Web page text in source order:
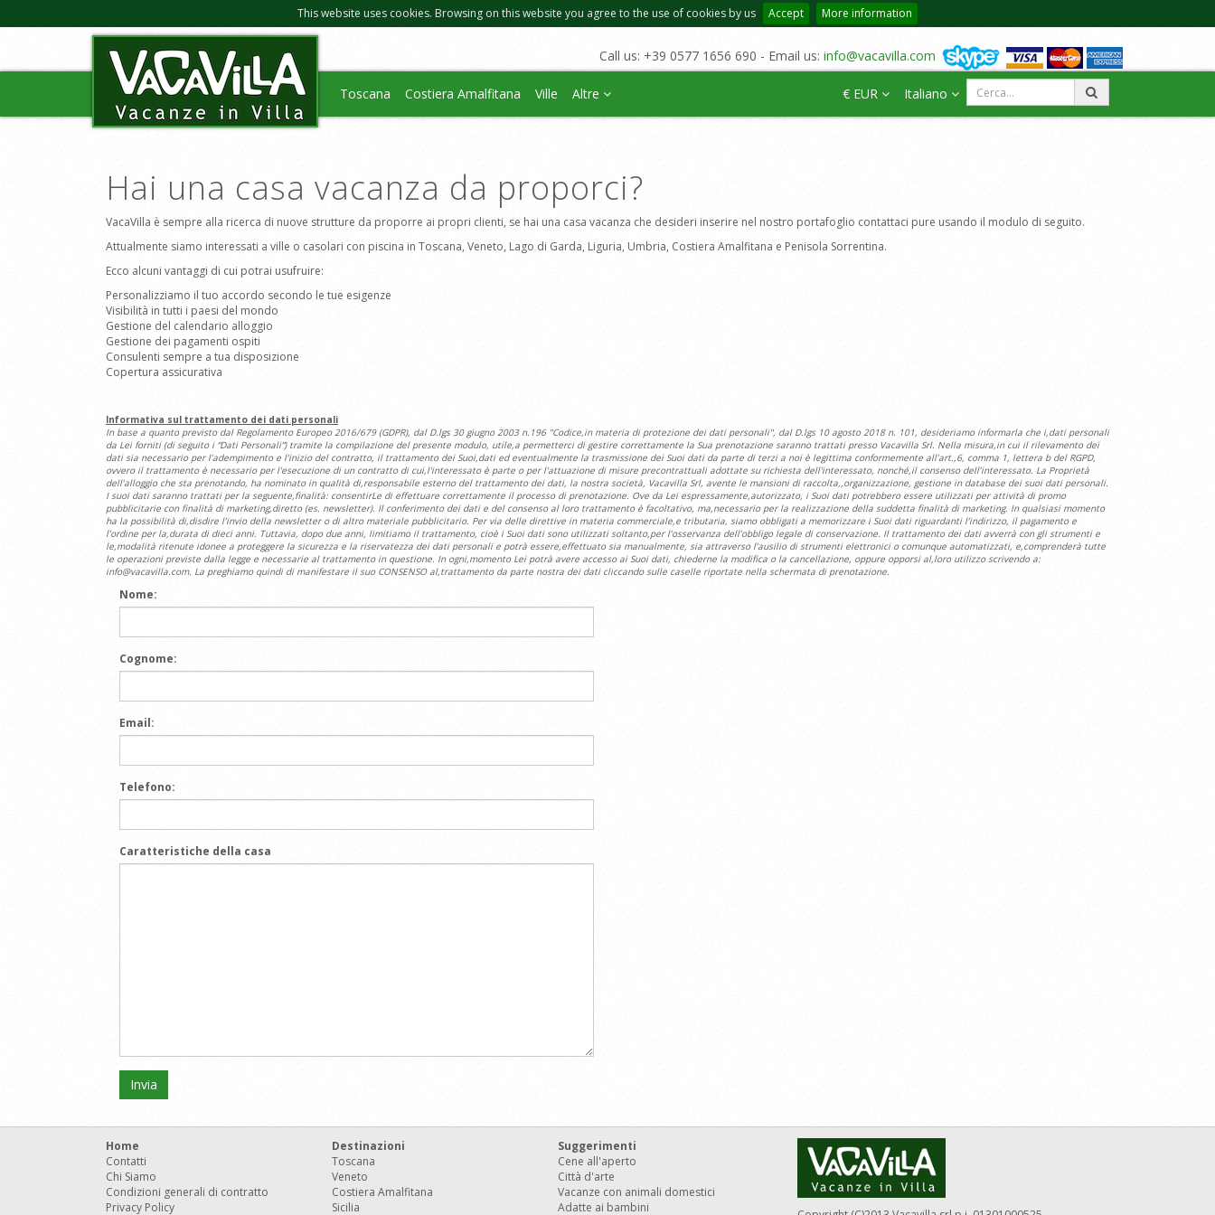
This website uses cookies. Browsing on this website you agree to the use of cookies by us Accept More information
Call us: +39 0577 1656 690 - Email us: info@vacavilla.com
Toscana Costiera Amalfitana Ville Altre € EUR Italiano
Hai una casa vacanza da proporci?
VacaVilla è sempre alla ricerca di nuove strutture da proporre ai propri clienti, se hai una casa vacanza che desideri inserire nel nostro portafoglio contattaci pure usando il modulo di seguito.
Attualmente siamo interessati a ville o casolari con piscina in Toscana, Veneto, Lago di Garda, Liguria, Umbria, Costiera Amalfitana e Penisola Sorrentina.
Ecco alcuni vantaggi di cui potrai usufruire:
Personalizziamo il tuo accordo secondo le tue esigenze
Visibilità in tutti i paesi del mondo
Gestione del calendario alloggio
Gestione dei pagamenti ospiti
Consulenti sempre a tua disposizione
Copertura assicurativa
Informativa sul trattamento dei dati personali
In base a quanto previsto dal Regolamento Europeo 2016/679 (GDPR), dal D.lgs 30 giugno 2003 n.196 ''Codice,in materia di protezione dei dati personali'', dal D.lgs 10 agosto 2018 n. 101, desideriamo informarla che i,dati personali
da Lei forniti (di seguito i “Dati Personali”) tramite la compilazione del presente modulo, utile,a permetterci di gestire correttamente la Sua prenotazione saranno trattati presso Vacavilla Srl. Nella misura,in cui il rilevamento dei
dati sia necessario per l’adempimento e l’inizio del contratto, il trattamento dei Suoi,dati ed eventualmente la trasmissione dei Suoi dati da parte di terzi a noi è legittima conformemente all’art.,6, comma 1, lettera b del RGPD,
ovvero il trattamento è necessario per l'esecuzione di un contratto di cui,l'interessato è parte o per l'attuazione di misure precontrattuali adottate su richiesta dell'interessato, nonché,il consenso dell’interessato. La Proprietà
dell’alloggio che sta prenotando, ha nominato in qualità di,responsabile esterno del trattamento dei dati, la nostra società, Vacavilla Srl, avente le mansioni di raccolta,,organizzazione, gestione in database dei suoi dati personali.
I suoi dati saranno trattati per la seguente,finalità: consentirLe di effettuare correttamente il processo di prenotazione. Ove da Lei espressamente,autorizzato, i Suoi dati potrebbero essere utilizzati per attività di promo
pubblicitarie con finalità di marketing,diretto (es. newsletter). Il conferimento dei dati e del consenso al loro trattamento è facoltativo, ma,necessario per la realizzazione della suddetta finalità di marketing. In qualsiasi momento
ha la possibilità di,disdire l’invio della newsletter o di altro materiale pubblicitario. Per via delle direttive in materia commerciale,e tributaria, siamo obbligati a memorizzare i Suoi dati riguardanti l’indirizzo, il pagamento e
l’ordine per la,durata di dieci anni. Tuttavia, dopo due anni, limitiamo il trattamento, cioè i Suoi dati sono utilizzati soltanto,per l’osservanza dell’obbligo legale di conservazione. Il trattamento dei dati avverrà con gli strumenti e
le,modalità ritenute idonee a proteggere la sicurezza e la riservatezza dei dati personali e potrà essere,effettuato sia manualmente, sia attraverso l’ausilio di strumenti elettronici o comunque automatizzati, e,comprenderà tutte
le operazioni previste dalla legge e necessarie al trattamento in questione. In ogni,momento Lei potrà avere accesso ai Suoi dati, chiederne la modifica o la cancellazione, oppure opporsi al,loro utilizzo scrivendo a:
info@vacavilla.com. La preghiamo quindi di manifestare il suo CONSENSO al,trattamento da parte nostra dei dati cliccando sulle caselle riportate nella schermata di prenotazione.
Nome:
Cognome:
Email:
Telefono:
Caratteristiche della casa
Home
Contatti
Chi Siamo
Condizioni generali di contratto
Privacy Policy
Destinazioni
Toscana
Veneto
Costiera Amalfitana
Sicilia
Suggerimenti
Cene all'aperto
Città d'arte
Vacanze con animali domestici
Adatte ai bambini